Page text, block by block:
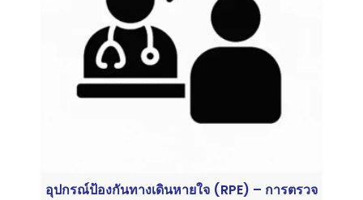
อุปกรณ์ป้องกันทางเดินหายใจ (RPE) – การตรวจ